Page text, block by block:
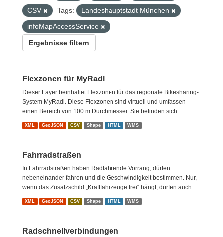
CSV
Tags:
Landeshauptstadt München
infoMapAccessService
Ergebnisse filtern
Flexzonen für MyRadl
Dieser Layer beinhaltet Flexzonen für das regionale Bikesharing-
System MyRadl. Diese Flexzonen sind virtuell und umfassen
einen Bereich von 100 m Durchmesser. Sie befinden sich...
XML GeoJSON CSV Shape HTML WMS
Fahrradstraßen
In Fahrradstraßen haben Radfahrende Vorrang, dürfen
nebeneinander fahren und die Geschwindigkeit bestimmen. Nur,
wenn das Zusatzschild „Kraftfahrzeuge frei“ hängt, dürfen auch...
XML GeoJSON CSV Shape HTML WMS
Radschnellverbindungen